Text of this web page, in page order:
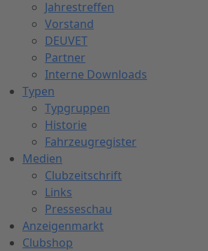
Jahrestreffen
Vorstand
DEUVET
Partner
Interne Downloads
Typen
Typgruppen
Historie
Fahrzeugregister
Medien
Clubzeitschrift
Links
Presseschau
Anzeigenmarkt
Clubshop